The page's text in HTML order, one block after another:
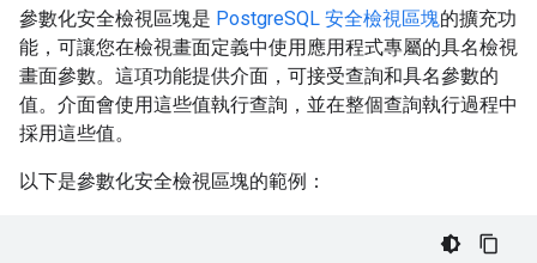
參數化安全檢視區塊是 PostgreSQL 安全檢視區塊的擴充功
能，可讓您在檢視畫面定義中使用應用程式專屬的具名檢視
畫面參數。這項功能提供介面，可接受查詢和具名參數的
值。介面會使用這些值執行查詢，並在整個查詢執行過程中
採用這些值。
以下是參數化安全檢視區塊的範例：